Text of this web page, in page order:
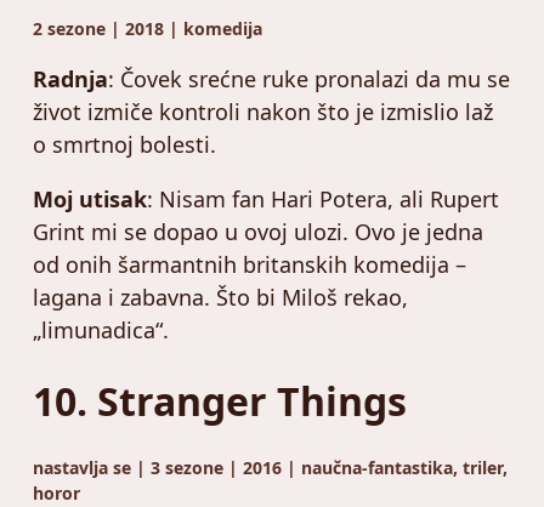
2 sezone | 2018 | komedija
Radnja: Čovek srećne ruke pronalazi da mu se
život izmiče kontroli nakon što je izmislio laž
o smrtnoj bolesti.
Moj utisak: Nisam fan Hari Potera, ali Rupert
Grint mi se dopao u ovoj ulozi. Ovo je jedna
od onih šarmantnih britanskih komedija –
lagana i zabavna. Što bi Miloš rekao,
„limunadica“.
10. Stranger Things
nastavlja se | 3 sezone | 2016 | naučna-fantastika, triler,
horor